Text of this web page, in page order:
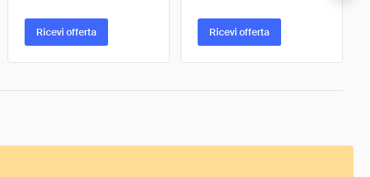
Ricevi offerta Ricevi offerta